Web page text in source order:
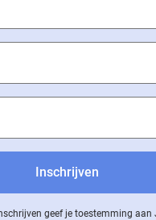
geef je toestemming aan